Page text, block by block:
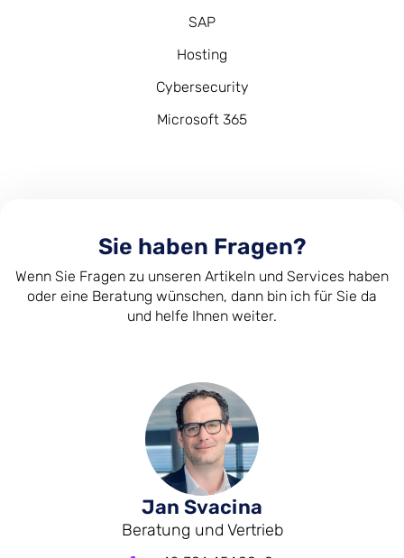
SAP
Hosting
Cybersecurity
Microsoft 365
Sie haben Fragen?
Wenn Sie Fragen zu unseren Artikeln und Services haben
oder eine Beratung wünschen, dann bin ich für Sie da
und helfe Ihnen weiter.
Jan Svacina
Beratung und Vertrieb